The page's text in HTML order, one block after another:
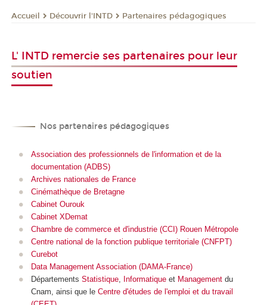
Accueil Découvrir l'INTD Partenaires pédagogiques
L' INTD remercie ses partenaires pour leur
soutien
Nos partenaires pédagogiques
Association des professionnels de l'information et de la
documentation (ADBS)
Archives nationales de France
Cinémathèque de Bretagne
Cabinet Ourouk
Cabinet XDemat
Chambre de commerce et d'industrie (CCI) Rouen Métropole
Centre national de la fonction publique territoriale (CNFPT)
Curebot
Data Management Association (DAMA-France)
Départements Statistique, Informatiqueet Managementdu
Cnam, ainsi que le Centre d'études de l'emploi et du travail